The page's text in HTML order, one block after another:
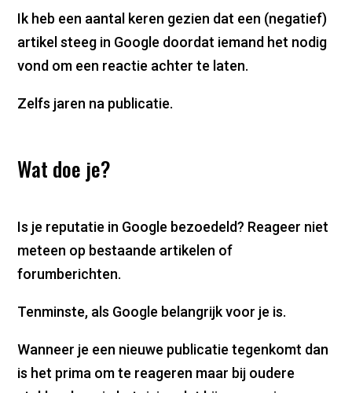
Ik heb een aantal keren gezien dat een (negatief)
artikel steeg in Google doordat iemand het nodig
vond om een reactie achter te laten.
Zelfs jaren na publicatie.
Wat doe je?
Is je reputatie in Google bezoedeld? Reageer niet
meteen op bestaande artikelen of
forumberichten.
Tenminste, als Google belangrijk voor je is.
Wanneer je een nieuwe publicatie tegenkomt dan
is het prima om te reageren maar bij oudere